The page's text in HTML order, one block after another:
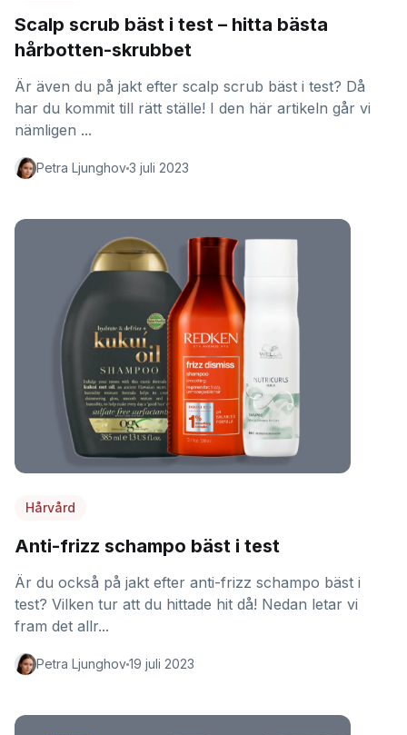
Scalp scrub bäst i test – hitta bästa
hårbotten-skrubbet
Är även du på jakt efter scalp scrub bäst i test? Då
har du kommit till rätt ställe! I den här artikeln går vi
nämligen ...
Petra Ljunghov3 juli 2023
Hårvård
Anti-frizz schampo bäst i test
Är du också på jakt efter anti-frizz schampo bäst i
test? Vilken tur att du hittade hit då! Nedan letar vi
fram det allr...
Petra Ljunghov19 juli 2023